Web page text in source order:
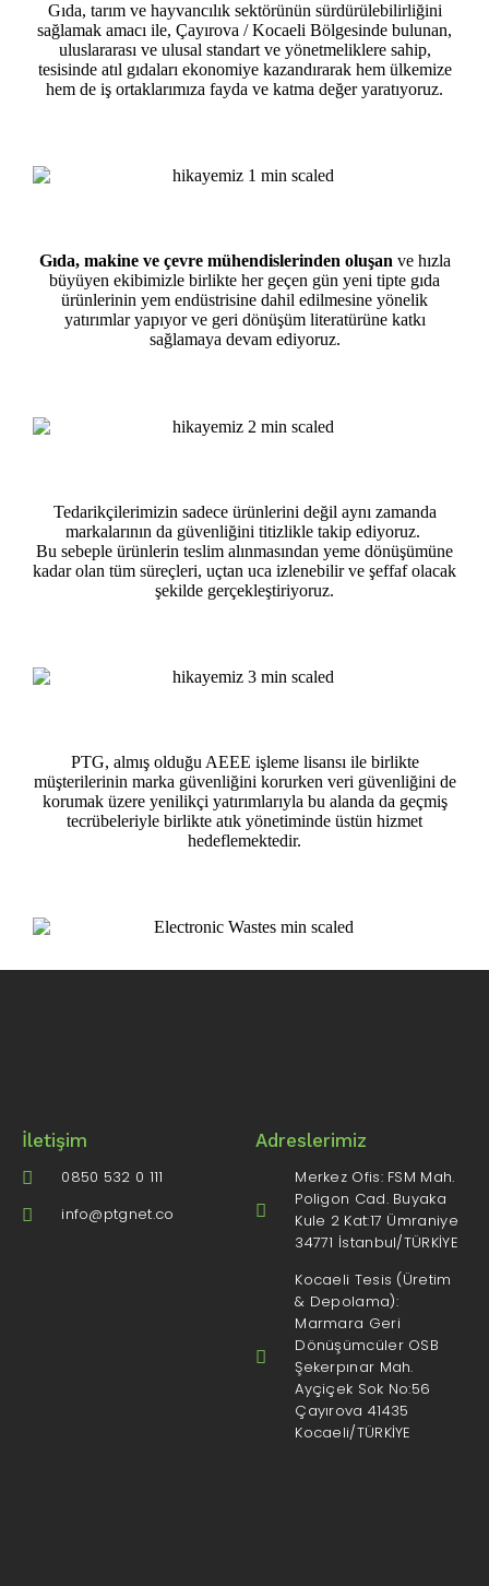
Gıda, tarım ve hayvancılık sektörünün sürdürülebilirliğini
sağlamak amacı ile, Çayırova / Kocaeli Bölgesinde bulunan,
uluslararası ve ulusal standart ve yönetmeliklere sahip,
tesisinde atıl gıdaları ekonomiye kazandırarak hem ülkemize
hem de iş ortaklarımıza fayda ve katma değer yaratıyoruz.
Gıda, makine ve çevre mühendislerinden oluşan ve hızla
büyüyen ekibimizle birlikte her geçen gün yeni tipte gıda
ürünlerinin yem endüstrisine dahil edilmesine yönelik
yatırımlar yapıyor ve geri dönüşüm literatürüne katkı
sağlamaya devam ediyoruz.
Tedarikçilerimizin sadece ürünlerini değil aynı zamanda
markalarının da güvenliğini titizlikle takip ediyoruz.
Bu sebeple ürünlerin teslim alınmasından yeme dönüşümüne
kadar olan tüm süreçleri, uçtan uca izlenebilir ve şeffaf olacak
şekilde gerçekleştiriyoruz.
PTG, almış olduğu AEEE işleme lisansı ile birlikte
müşterilerinin marka güvenliğini korurken veri güvenliğini de
korumak üzere yenilikçi yatırımlarıyla bu alanda da geçmiş
tecrübeleriyle birlikte atık yönetiminde üstün hizmet
hedeflemektedir.
İletişim
0850 532 0 111
info@ptgnet.co
Adreslerimiz
Merkez Ofis: FSM Mah.
Poligon Cad. Buyaka
Kule 2 Kat:17 Ümraniye
34771 İstanbul/TÜRKİYE
Kocaeli Tesis (Üretim
& Depolama):
Marmara Geri
Dönüşümcüler OSB
Şekerpınar Mah.
Ayçiçek Sok No:56
Çayırova 41435
Kocaeli/TÜRKİYE